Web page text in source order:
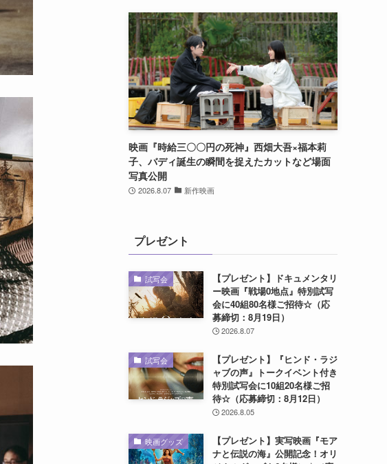
映画『時給三〇〇円の死神』西畑大吾×福本莉
子、バディ誕生の瞬間を捉えたカットなど場面
写真公開
2026.8.07 新作映画
プレゼント
試写会
【プレゼント】ドキュメンタリ
ー映画『戦場0地点』特別試写
会に40組80名様ご招待☆（応
募締切：8月19日）
2026.8.07
試写会
【プレゼント】『ヒンド・ラジ
ャブの声』トークイベント付き
特別試写会に10組20名様ご招
待☆（応募締切：8月12日）
2026.8.05
映画グッズ
【プレゼント】実写映画『モア
ナと伝説の海』公開記念！オリ